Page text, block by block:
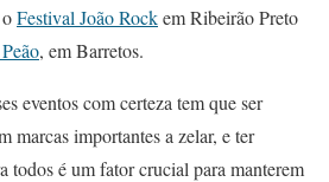
Festival João Rockem Ribeirão Preto
, em Barretos.
eventos com certeza tem que ser
marcas importantes a zelar, e ter
todos é um fator crucial para manterem